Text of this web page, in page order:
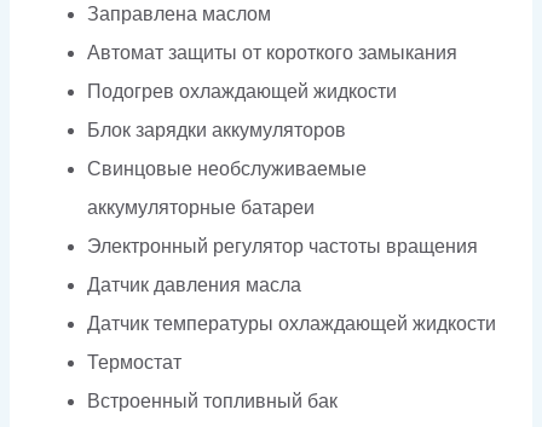
Заправлена маслом
Автомат защиты от короткого замыкания
Подогрев охлаждающей жидкости
Блок зарядки аккумуляторов
Свинцовые необслуживаемые
аккумуляторные батареи
Электронный регулятор частоты вращения
Датчик давления масла
Датчик температуры охлаждающей жидкости
Термостат
Встроенный топливный бак